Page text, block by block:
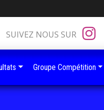
SUIVEZ NOUS SUR
Groupe Compétition